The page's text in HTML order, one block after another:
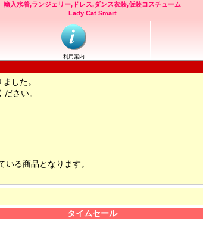
輸入水着,ランジェリー,ドレス,ダンス衣装,仮装コスチューム
Lady Cat Smart
利用案内
した。
さい。
る商品となります。
タイムセール